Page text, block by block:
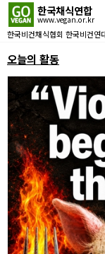
한국채식연합
www.vegan.or.kr
한국비건채식협회 한국비건연
오늘의 활동